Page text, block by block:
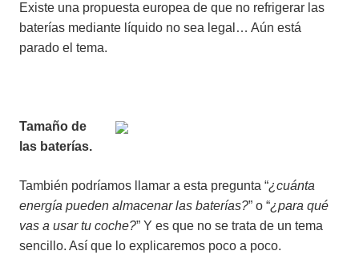
Existe una propuesta europea de que no refrigerar las
baterías mediante líquido no sea legal… Aún está
parado el tema.
Tamaño de
las baterías.
También podríamos llamar a esta pregunta “¿cuánta
energía pueden almacenar las baterías?” o “¿para qué
vas a usar tu coche?” Y es que no se trata de un tema
sencillo. Así que lo explicaremos poco a poco.